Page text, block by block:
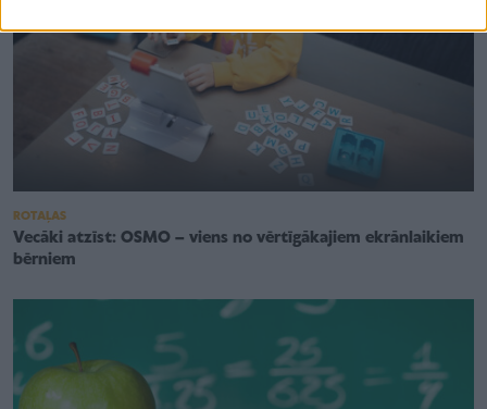
ROTAĻAS
Vecāki atzīst: OSMO – viens no vērtīgākajiem ekrānlaikiem
bērniem